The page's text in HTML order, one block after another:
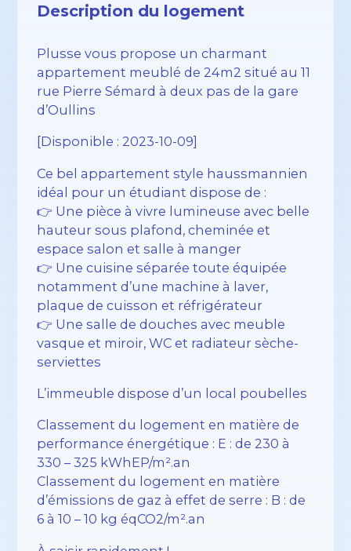
Description du logement
Plusse vous propose un charmant
appartement meublé de 24m2 situé au 11
rue Pierre Sémard à deux pas de la gare
d’Oullins
[Disponible : 2023-10-09]
Ce bel appartement style haussmannien
idéal pour un étudiant dispose de :
👉 Une pièce à vivre lumineuse avec belle
hauteur sous plafond, cheminée et
espace salon et salle à manger
👉 Une cuisine séparée toute équipée
notamment d’une machine à laver,
plaque de cuisson et réfrigérateur
👉 Une salle de douches avec meuble
vasque et miroir, WC et radiateur sèche-
serviettes
L’immeuble dispose d’un local poubelles
Classement du logement en matière de
performance énergétique : E : de 230 à
330 – 325 kWhEP/m².an
Classement du logement en matière
d’émissions de gaz à effet de serre : B : de
6 à 10 – 10 kg éqCO2/m².an